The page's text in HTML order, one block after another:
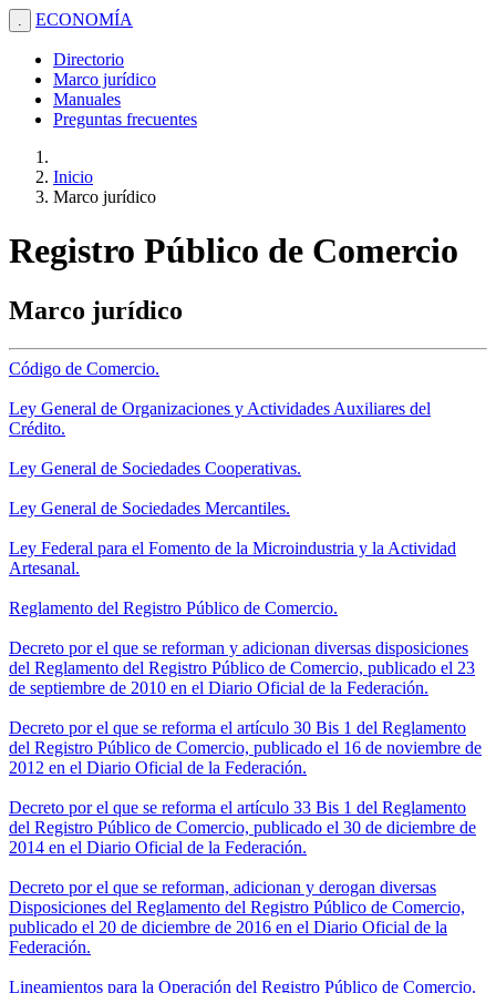
. ECONOMÍA
Directorio
Marco jurídico
Manuales
Preguntas frecuentes
Inicio
Marco jurídico
Registro Público de Comercio
Marco jurídico
Código de Comercio.
Ley General de Organizaciones y Actividades Auxiliares del
Crédito.
Ley General de Sociedades Cooperativas.
Ley General de Sociedades Mercantiles.
Ley Federal para el Fomento de la Microindustria y la Actividad
Artesanal.
Reglamento del Registro Público de Comercio.
Decreto por el que se reforman y adicionan diversas disposiciones
del Reglamento del Registro Público de Comercio, publicado el 23
de septiembre de 2010 en el Diario Oficial de la Federación.
Decreto por el que se reforma el artículo 30 Bis 1 del Reglamento
del Registro Público de Comercio, publicado el 16 de noviembre de
2012 en el Diario Oficial de la Federación.
Decreto por el que se reforma el artículo 33 Bis 1 del Reglamento
del Registro Público de Comercio, publicado el 30 de diciembre de
2014 en el Diario Oficial de la Federación.
Decreto por el que se reforman, adicionan y derogan diversas
Disposiciones del Reglamento del Registro Público de Comercio,
publicado el 20 de diciembre de 2016 en el Diario Oficial de la
Federación.
Lineamientos para la Operación del Registro Público de Comercio.